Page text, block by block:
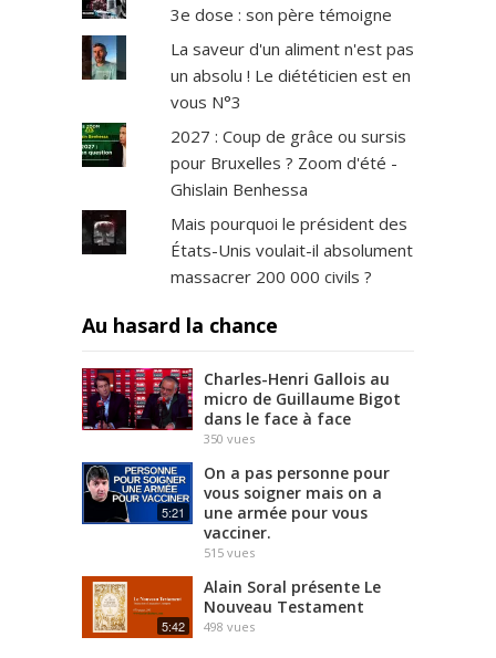
3e dose : son père témoigne
La saveur d'un aliment n'est pas
un absolu ! Le diététicien est en
vous N°3
2027 : Coup de grâce ou sursis
pour Bruxelles ? Zoom d'été -
Ghislain Benhessa
Mais pourquoi le président des
États-Unis voulait-il absolument
massacrer 200 000 civils ?
Au hasard la chance
Charles-Henri Gallois au
micro de Guillaume Bigot
dans le face à face
350 vues
5:21
On a pas personne pour
vous soigner mais on a
une armée pour vous
vacciner.
515 vues
5:42
Alain Soral présente Le
Nouveau Testament
498 vues